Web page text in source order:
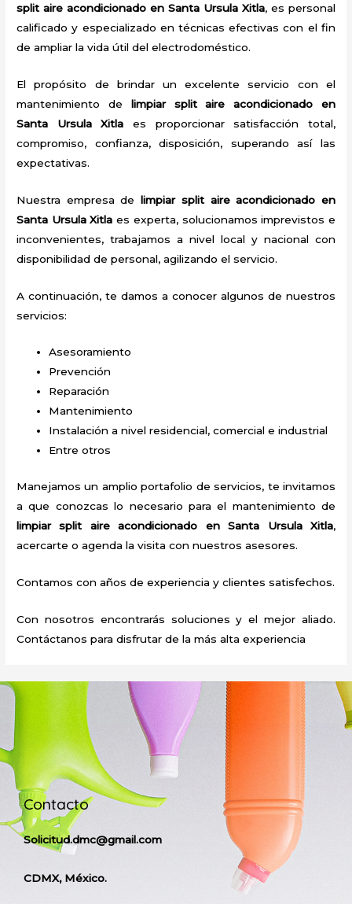
split aire acondicionado en Santa Ursula Xitla, es personal
calificado y especializado en técnicas efectivas con el fin
de ampliar la vida útil del electrodoméstico.
El propósito de brindar un excelente servicio con el
mantenimiento de limpiar splitaire acondicionado en
Santa Ursula Xitla es proporcionar satisfacción total,
compromiso, confianza, disposición, superando así las
expectativas.
Nuestra empresa delimpiar splitaire acondicionado en
Santa Ursula Xitla es experta, solucionamos imprevistos e
inconvenientes, trabajamos a nivel local y nacional con
disponibilidad de personal, agilizando el servicio.
A continuación, te damos a conocer algunos de nuestros
servicios:
Asesoramiento
Prevención
Reparación
Mantenimiento
Instalación a nivel residencial, comercial e industrial
Entre otros
Manejamos un amplio portafolio de servicios, te invitamos
a que conozcas lo necesario para el mantenimiento de
limpiar split aire acondicionado en Santa Ursula Xitla,
acercarte o agenda la visita con nuestros asesores.
Contamos con años de experiencia y clientes satisfechos.
Con nosotros encontrarás soluciones y el mejor aliado.
Contáctanos para disfrutar de la más alta experiencia
Contacto
Solicitud.dmc@gmail.com
CDMX, México.